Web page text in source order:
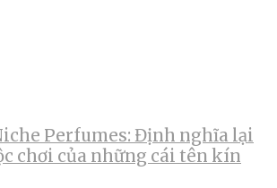
Perfumes: Định nghĩa lại
chơi của những cái tên kín